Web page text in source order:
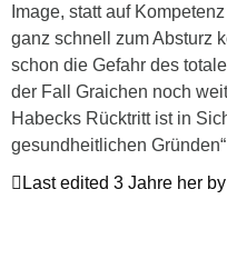
Image, statt auf
ganz schnell zum Absturz
schon die Gefahr des
der Fall Graichen noch
Habecks Rücktritt ist in
gesundheitlichen
Last edited 3 Jahre her